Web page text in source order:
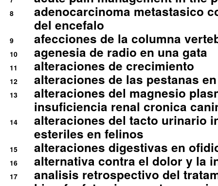
8
adenocarcinoma metastasico
del encefalo
9 afecciones de la columna
10 agenesia de radio en una gata
11 alteraciones de crecimiento
12 alteraciones de las pestanas
13
alteraciones del magnesio
insuficiencia renal cronica
14
alteraciones del tacto urinario
esteriles en felinos
15 alteraciones digestivas en
16 alternativa contra el dolor y la
17
analisis retrospectivo del